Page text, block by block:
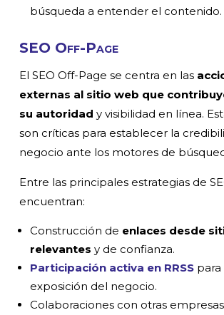
búsqueda a entender el contenido.
SEO Off-Page
El SEO Off-Page se centra en las
externas al sitio web que
su autoridad y visibilidad en línea.
son críticas para establecer la
negocio ante los motores de
Entre las principales estrategias de
encuentran:
Construcción de enlaces desde
relevantes y de confianza.
Participación activa en RRSS
exposición del negocio.
Colaboraciones con otras